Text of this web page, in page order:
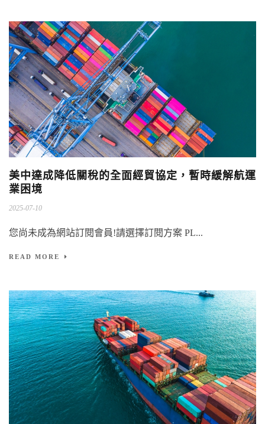
美中達成降低關稅的全面經貿協定，暫時緩解航運
業困境
2025-07-10
您尚未成為網站訂閱會員!請選擇訂閱方案 PL...
READ MORE